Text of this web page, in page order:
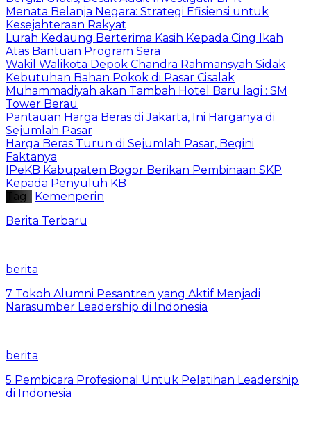
Menata Belanja Negara: Strategi Efisiensi untuk
Kesejahteraan Rakyat
Lurah Kedaung Berterima Kasih Kepada Cing Ikah
Atas Bantuan Program Sera
Wakil Walikota Depok Chandra Rahmansyah Sidak
Kebutuhan Bahan Pokok di Pasar Cisalak
Muhammadiyah akan Tambah Hotel Baru lagi : SM
Tower Berau
Pantauan Harga Beras di Jakarta, Ini Harganya di
Sejumlah Pasar
Harga Beras Turun di Sejumlah Pasar, Begini
Faktanya
IPeKB Kabupaten Bogor Berikan Pembinaan SKP
Kepada Penyuluh KB
Tag : Kemenperin
Berita Terbaru
berita
7 Tokoh Alumni Pesantren yang Aktif Menjadi
Narasumber Leadership di Indonesia
berita
5 Pembicara Profesional Untuk Pelatihan Leadership
di Indonesia